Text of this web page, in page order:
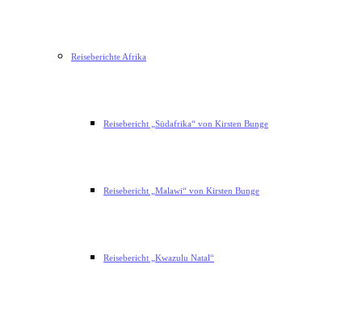
Reiseberichte Afrika
Reisebericht „Südafrika“ von Kirsten Bunge
Reisebericht „Malawi“ von Kirsten Bunge
Reisebericht „Kwazulu Natal“